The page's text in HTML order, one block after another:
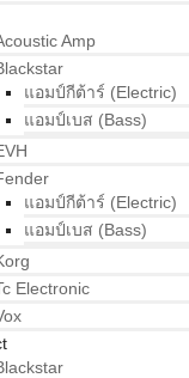
Amp
แอมป์กีต้าร์ (Electric)
แอมป์เบส (Bass)
แอมป์กีต้าร์ (Electric)
แอมป์เบส (Bass)
Electronic